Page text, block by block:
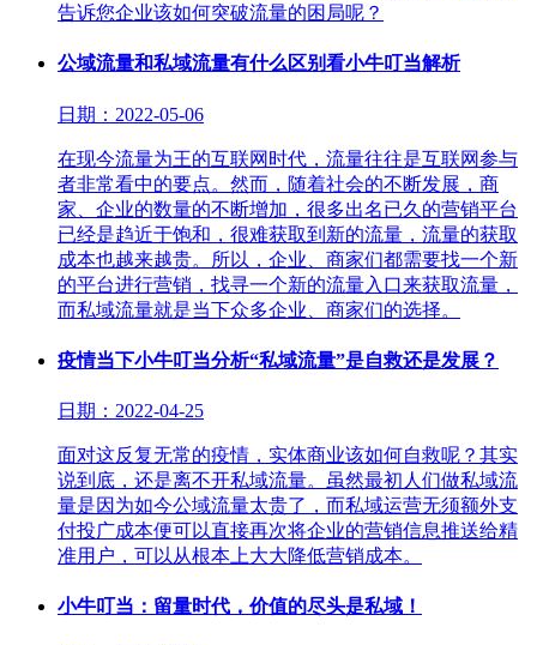
告诉您企业该如何突破流量的困局呢？
公域流量和私域流量有什么区别看小牛叮当解析
日期：2022-05-06
在现今流量为王的互联网时代，流量往往是互联网参与
者非常看中的要点。然而，随着社会的不断发展，商
家、企业的数量的不断增加，很多出名已久的营销平台
已经是趋近于饱和，很难获取到新的流量，流量的获取
成本也越来越贵。所以，企业、商家们都需要找一个新
的平台进行营销，找寻一个新的流量入口来获取流量，
而私域流量就是当下众多企业、商家们的选择。
疫情当下小牛叮当分析“私域流量”是自救还是发展？
日期：2022-04-25
面对这反复无常的疫情，实体商业该如何自救呢？其实
说到底，还是离不开私域流量。虽然最初人们做私域流
量是因为如今公域流量太贵了，而私域运营无须额外支
付投广成本便可以直接再次将企业的营销信息推送给精
准用户，可以从根本上大大降低营销成本。
小牛叮当：留量时代，价值的尽头是私域！